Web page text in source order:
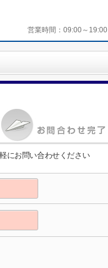
営業時間： 09:00～19:00
にお問い合わせください